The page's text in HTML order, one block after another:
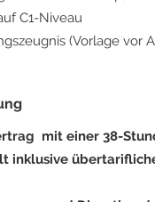
C1-Niveau
(Vorlage vor
mit einer 38-
inklusive